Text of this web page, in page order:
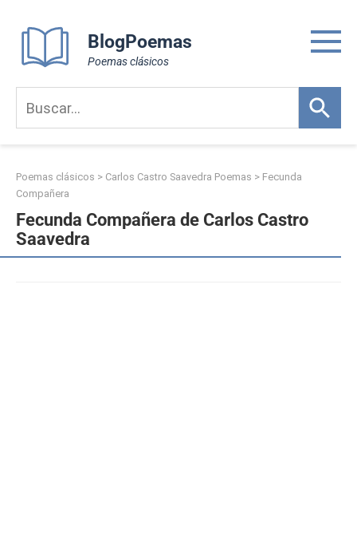
content
BlogPoemas
Poemas clásicos
Poemas clásicos > Carlos Castro Saavedra Poemas > Fecunda
Compañera
Fecunda Compañera de Carlos Castro
Saavedra